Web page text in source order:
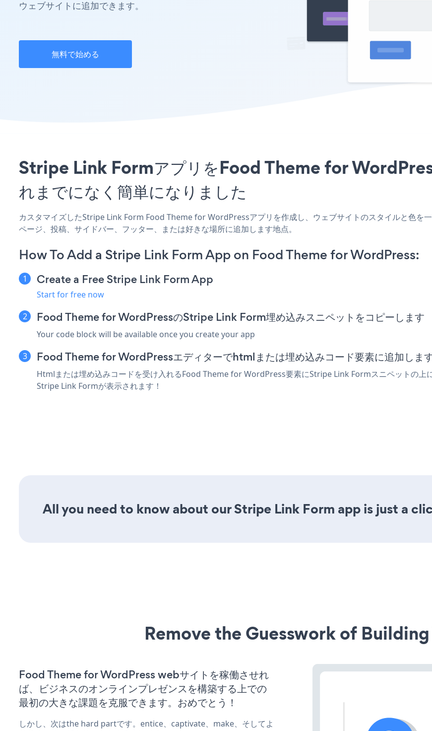
ウェブサイトに追加できます。
無料で始める
Stripe Link FormアプリをFood Theme for
れまでになく簡単になりました
カスタマイズしたStripe Link Form Food Theme for WordPressアプリを作成し、ウェブサイトのスタイルと色
ページ、投稿、サイドバー、フッター、または好きな場所に追加します地点。
How To Add a Stripe Link Form App on Food Theme for WordPress:
Create a Free Stripe Link Form App
Start for free now
Food Theme for WordPressのStripe Link Form埋め込みスニペットをコピーします
Your code block will be available once you create your app
Food Theme for WordPressエディターでhtmlまたは埋め込みコード要素に追加しま
Htmlまたは埋め込みコードを受け入れるFood Theme for WordPress要素にStripe Link Formスニペットの上
Stripe Link Formが表示されます！
All you need to know about our Stripe Link Form app is just a
Remove the Guesswork of
Food Theme for WordPress webサイトを稼働させれ
ば、ビジネスのオンラインプレゼンスを構築する上での
最初の大きな課題を克服できます。おめでとう！
しかし、次はthe hard partです。entice、captivate、make、そしてよ